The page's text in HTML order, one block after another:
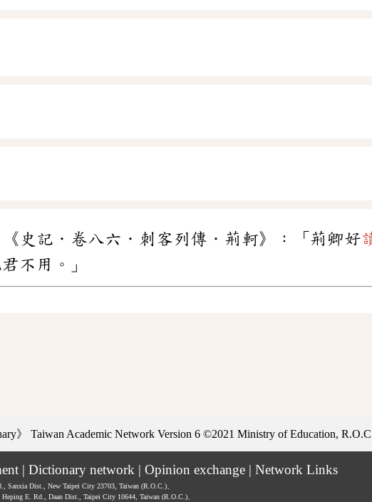
史記．卷八六．刺客列傳．荊軻》：「荊卿好
不用。」
》 Taiwan Academic Network Version 6 ©2021 Ministry of Education,
| Dictionary network | Opinion exchange | Network Links
Sanxia Dist., New Taipei City 23703, Taiwan (R.O.C.)、
E. Rd., Daan Dist., Taipei City 10644, Taiwan (R.O.C.)、